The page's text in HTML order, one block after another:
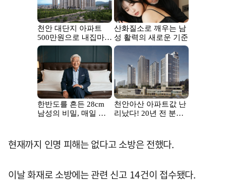
현재까지 인명 피해는 없다고 소방은 전했다.
이날 화재로 소방에는 관련 신고 14건이 접수됐다.